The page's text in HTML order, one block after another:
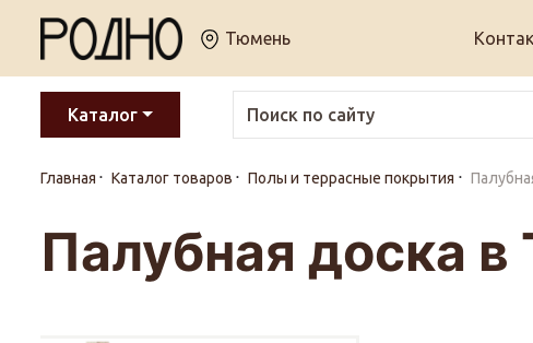
Тюмень
Каталог
Главная Каталог товаров Полы и террасные покрытия
Палубная доска